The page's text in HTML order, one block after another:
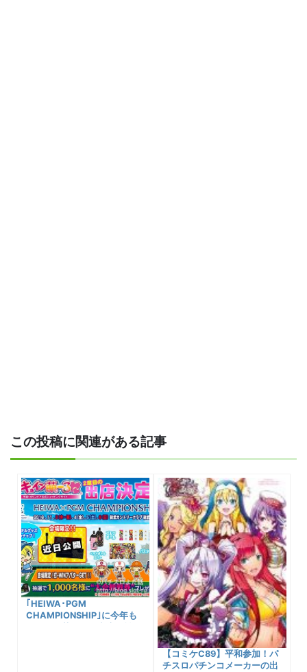
この投稿に関連がある記事
｢HEIWA･PGM
CHAMPIONSHIP｣に今年も
【コミケC89】平和参加！パ
チスロパチンコメーカーの出